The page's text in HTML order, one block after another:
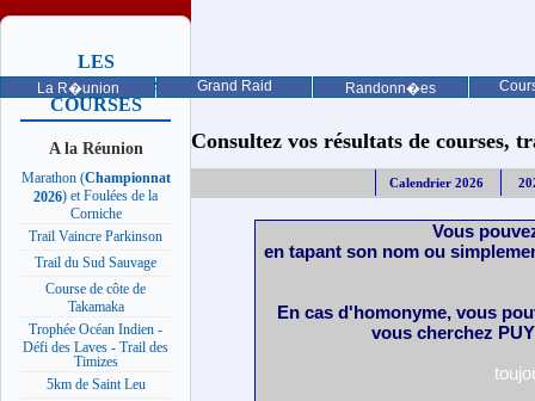
La R�union Grand Raid Randonn�es
LES
PROCHAINES
COURSES
A la Réunion
Marathon (Championnat
2026) et Foulées de la
Corniche
Trail Vaincre Parkinson
Trail du Sud Sauvage
Course de côte de
Takamaka
Trophée Océan Indien -
Défi des Laves - Trail des
Timizes
5km de Saint Leu
Consultez vos résultats de courses,
Calendrier 2026
Vous
en tapant son nom ou
En cas d'homonyme, vous
vous cherchez